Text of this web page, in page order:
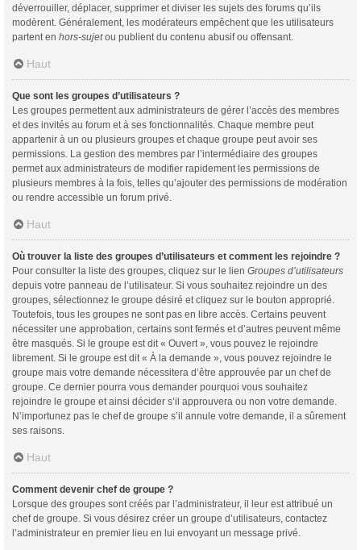
déverrouiller, déplacer, supprimer et diviser les sujets des forums qu’ils
modèrent. Généralement, les modérateurs empêchent que les utilisateurs
partent en hors-sujetou publient du contenu abusif ou offensant.
Haut
Que sont les groupes d’utilisateurs ?
Les groupes permettent aux administrateurs de gérer l’accès des membres
et des invités au forum et à ses fonctionnalités. Chaque membre peut
appartenir à un ou plusieurs groupes et chaque groupe peut avoir ses
permissions. La gestion des membres par l’intermédiaire des groupes
permet aux administrateurs de modifier rapidement les permissions de
plusieurs membres à la fois, telles qu’ajouter des permissions de modération
ou rendre accessible un forum privé.
Haut
Où trouver la liste des groupes d’utilisateurs et comment les rejoindre ?
Pour consulter la liste des groupes, cliquez sur le lien Groupes d’utilisateurs
depuis votre panneau de l’utilisateur. Si vous souhaitez rejoindre un des
groupes, sélectionnez le groupe désiré et cliquez sur le bouton approprié.
Toutefois, tous les groupes ne sont pas en libre accès. Certains peuvent
nécessiter une approbation, certains sont fermés et d’autres peuvent même
être masqués. Si le groupe est dit « Ouvert », vous pouvez le rejoindre
librement. Si le groupe est dit « À la demande », vous pouvez rejoindre le
groupe mais votre demande nécessitera d’être approuvée par un chef de
groupe. Ce dernier pourra vous demander pourquoi vous souhaitez
rejoindre le groupe et ainsi décider s’il approuvera ou non votre demande.
N’importunez pas le chef de groupe s’il annule votre demande, il a sûrement
ses raisons.
Haut
Comment devenir chef de groupe ?
Lorsque des groupes sont créés par l’administrateur, il leur est attribué un
chef de groupe. Si vous désirez créer un groupe d’utilisateurs, contactez
l’administrateur en premier lieu en lui envoyant un message privé.